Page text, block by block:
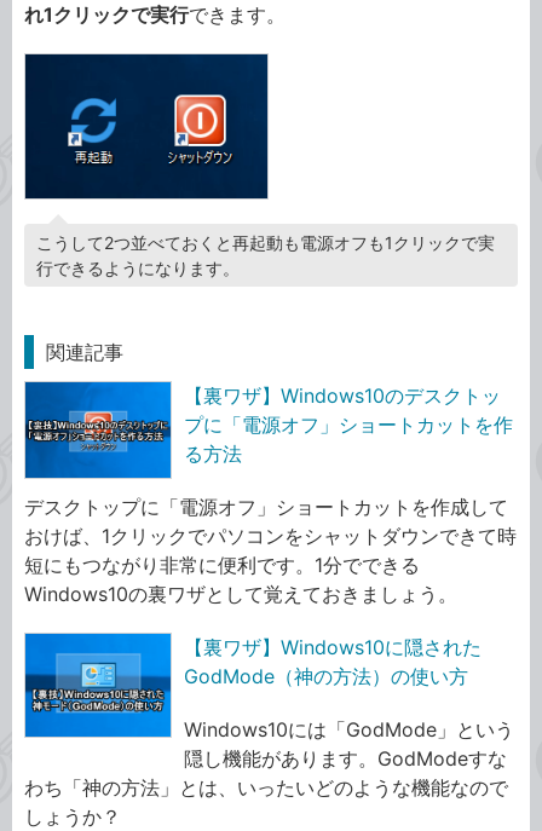
れ1クリックで実行できます。
こうして2つ並べておくと再起動も電源オフも1クリックで実
行できるようになります。
関連記事
【裏ワザ】Windows10のデスクトッ
プに「電源オフ」ショートカットを作
る方法
デスクトップに「電源オフ」ショートカットを作成して
おけば、1クリックでパソコンをシャットダウンできて時
短にもつながり非常に便利です。1分でできる
Windows10の裏ワザとして覚えておきましょう。
【裏ワザ】Windows10に隠された
GodMode（神の方法）の使い方
Windows10には「GodMode」という
隠し機能があります。GodModeすな
わち「神の方法」とは、いったいどのような機能なので
しょうか？